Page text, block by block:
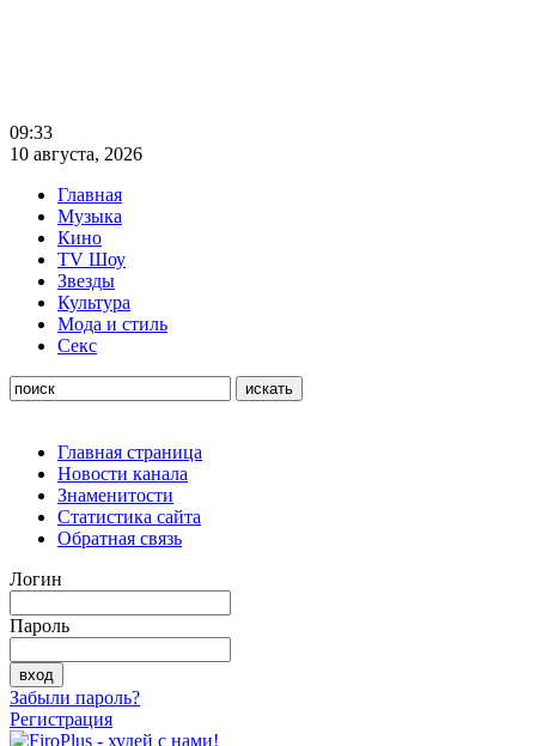
09:33
10 августа, 2026
Главная
Музыка
Кино
TV Шоу
Звезды
Культура
Мода и стиль
Секс
Главная страница
Новости канала
Знаменитости
Статистика сайта
Обратная связь
Логин
Пароль
Забыли пароль?
Регистрация